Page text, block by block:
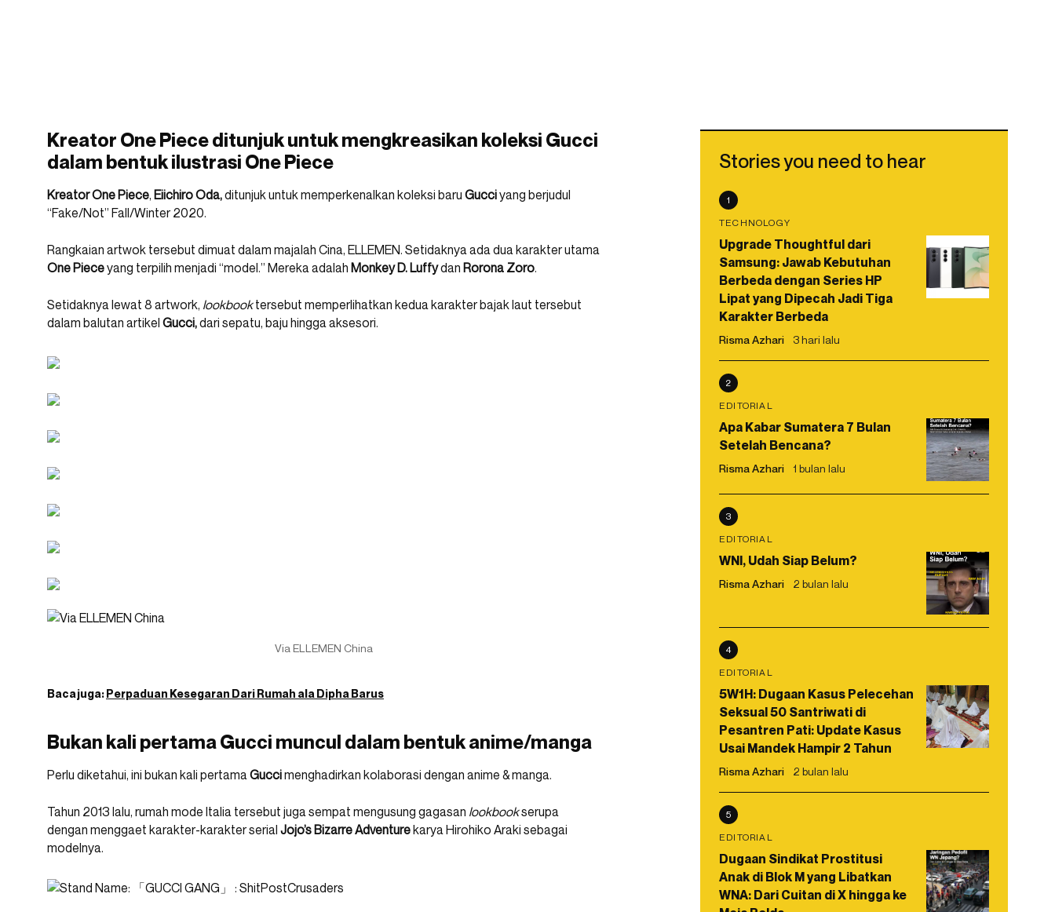
Kreator One Piece ditunjuk untuk mengkreasikan koleksi Gucci
dalam bentuk ilustrasi One Piece
Kreator One Piece, Eiichiro Oda,ditunjuk untuk memperkenalkan koleksi baru Gucciyang berjudul
“Fake/Not” Fall/Winter 2020.
Rangkaian artwok tersebut dimuat dalam majalah Cina, ELLEMEN. Setidaknya ada dua karakter utama
One Pieceyang terpilih menjadi “model.” Mereka adalah Monkey D. Luffydan Rorona Zoro.
Setidaknya lewat 8 artwork, lookbooktersebut memperlihatkan kedua karakter bajak laut tersebut
dalam balutan artikel Gucci,dari sepatu, baju hingga aksesori.
Via ELLEMEN China
Baca juga:Perpaduan Kesegaran Dari Rumah ala Dipha Barus
Bukan kali pertama Gucci muncul dalam bentuk anime/manga
Perlu diketahui, ini bukan kali pertamaGuccimenghadirkan kolaborasi dengan anime & manga.
Tahun 2013 lalu, rumah mode Italia tersebut juga sempat mengusung gagasan lookbookserupa
dengan menggaet karakter-karakter serial Jojo’s Bizarre Adventurekarya Hirohiko Araki sebagai
modelnya.
Stories you need to hear
1
TECHNOLOGY
Upgrade Thoughtful dari
Samsung: Jawab Kebutuhan
Berbeda dengan Series HP
Lipat yang Dipecah Jadi Tiga
Karakter Berbeda
Risma Azhari 3 hari lalu
2
EDITORIAL
Apa Kabar Sumatera 7 Bulan
Setelah Bencana?
Risma Azhari 1 bulan lalu
3
EDITORIAL
WNI, Udah Siap Belum?
Risma Azhari 2 bulan lalu
4
EDITORIAL
5W1H: Dugaan Kasus Pelecehan
Seksual 50 Santriwati di
Pesantren Pati: Update Kasus
Usai Mandek Hampir 2 Tahun
Risma Azhari 2 bulan lalu
5
EDITORIAL
Dugaan Sindikat Prostitusi
Anak di Blok M yang Libatkan
WNA: Dari Cuitan di X hingga ke